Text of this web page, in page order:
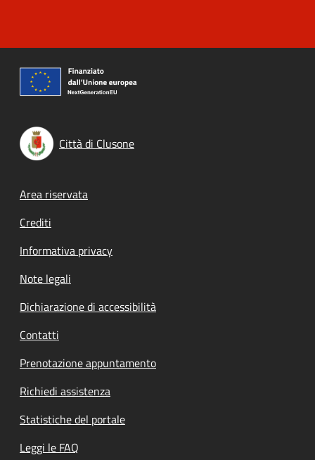
Città di Clusone
Footer menu
Area riservata
Crediti
Informativa privacy
Note legali
Dichiarazione di accessibilità
Contatti
Prenotazione appuntamento
Richiedi assistenza
Statistiche del portale
Leggi le FAQ